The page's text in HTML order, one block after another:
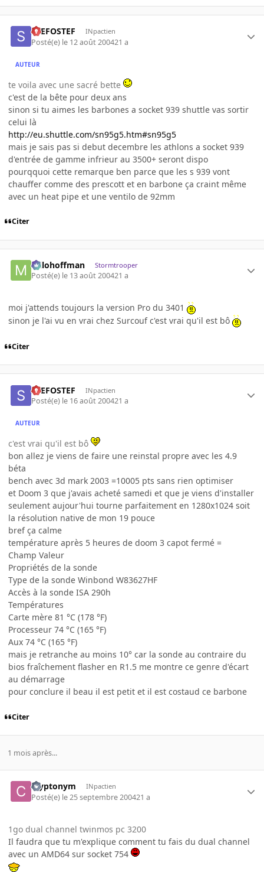
STEFOSTEF INpactien
Posté(e) le 12 août 200421 a
AUTEUR
te voila avec une sacré bette
c'est de la bête pour deux ans
sinon si tu aimes les barbones a socket 939 shuttle vas sortir
celui là
http://eu.shuttle.com/sn95g5.htm#sn95g5
mais je sais pas si debut decembre les athlons a socket 939
d'entrée de gamme infrieur au 3500+ seront dispo
pourqquoi cette remarque ben parce que les s 939 vont
chauffer comme des prescott et en barbone ça craint même
avec un heat pipe et une ventilo de 92mm
Citer
milohoffman Stormtrooper
Posté(e) le 13 août 200421 a
moi j'attends toujours la version Pro du 3401
sinon je l'ai vu en vrai chez Surcouf c'est vrai qu'il est bô
Citer
STEFOSTEF INpactien
Posté(e) le 16 août 200421 a
AUTEUR
c'est vrai qu'il est bô
bon allez je viens de faire une reinstal propre avec les 4.9
béta
bench avec 3d mark 2003 =10005 pts sans rien optimiser
et Doom 3 que j'avais acheté samedi et que je viens d'installer
seulement aujour'hui tourne parfaitement en 1280x1024 soit
la résolution native de mon 19 pouce
bref ça calme
température après 5 heures de doom 3 capot fermé =
Champ Valeur
Propriétés de la sonde
Type de la sonde Winbond W83627HF
Accès à la sonde ISA 290h
Températures
Carte mère 81 °C (178 °F)
Processeur 74 °C (165 °F)
Aux 74 °C (165 °F)
mais je retranche au moins 10° car la sonde au contraire du
bios fraîchement flasher en R1.5 me montre ce genre d'écart
au démarrage
pour conclure il beau il est petit et il est costaud ce barbone
Citer
1 mois après...
cryptonym INpactien
Posté(e) le 25 septembre 200421 a
1go dual channel twinmos pc 3200
Il faudra que tu m'explique comment tu fais du dual channel
avec un AMD64 sur socket 754